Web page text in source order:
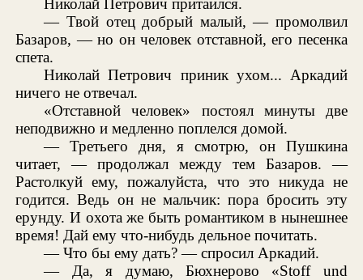
Николай Петрович притаился.
— Твой отец добрый малый, — промолвил
Базаров, — но он человек отставной, его песенка
спета.
Николай Петрович приник ухом... Аркадий
ничего не отвечал.
«Отставной человек» постоял минуты две
неподвижно и медленно поплелся домой.
— Третьего дня, я смотрю, он Пушкина
читает, — продолжал между тем Базаров. —
Растолкуй ему, пожалуйста, что это никуда не
годится. Ведь он не мальчик: пора бросить эту
ерунду. И охота же быть романтиком в нынешнее
время! Дай ему что-нибудь дельное почитать.
— Что бы ему дать? — спросил Аркадий.
— Да, я думаю, Бюхнерово «Stoff und